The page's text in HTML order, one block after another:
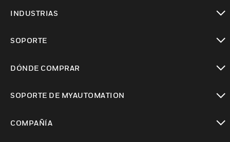
INDUSTRIAS
SOPORTE
DÓNDE COMPRAR
SOPORTE DE MYAUTOMATION
COMPAÑÍA